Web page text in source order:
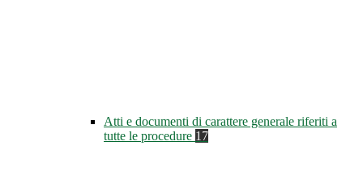
Atti e documenti di carattere generale riferiti a
tutte le procedure 17